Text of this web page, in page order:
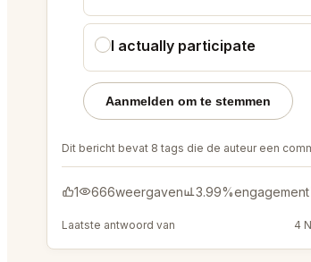
I actually participate
Aanmelden om te stemmen
Dit bericht bevat 8 tags die de auteur een
1 666weergaven 3.99%engagement
Laatste antwoord van 4